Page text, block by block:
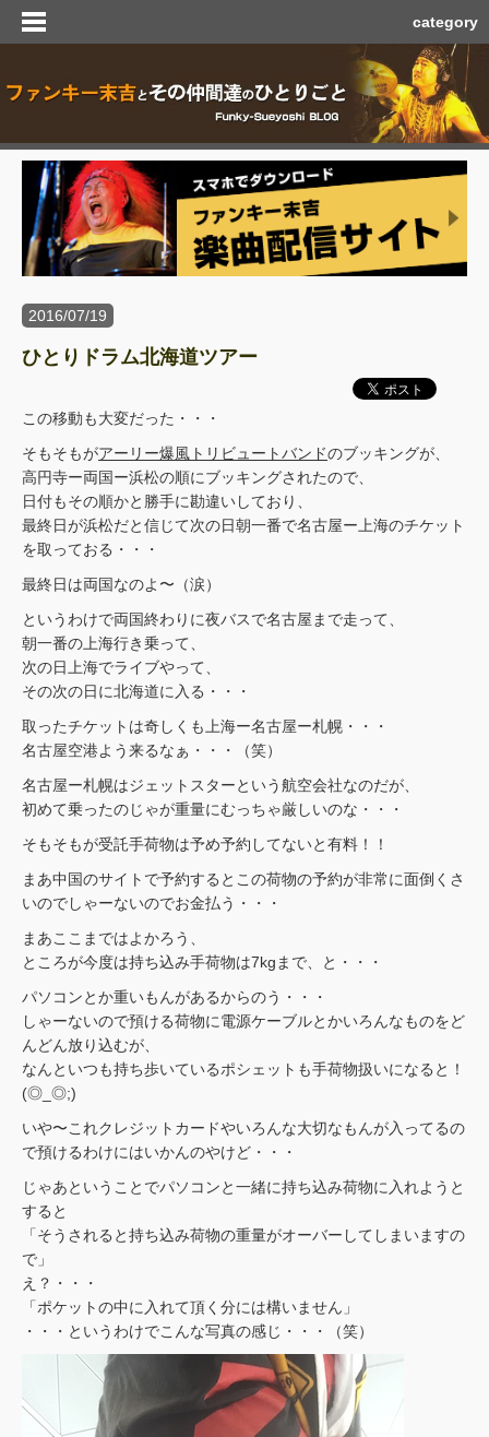
category
2016/07/19
ひとりドラム北海道ツアー
この移動も大変だった・・・
そもそもがアーリー爆風トリビュートバンドのブッキングが、
高円寺ー両国ー浜松の順にブッキングされたので、
日付もその順かと勝手に勘違いしており、
最終日が浜松だと信じて次の日朝一番で名古屋ー上海のチケット
を取っておる・・・
最終日は両国なのよ〜（涙）
というわけで両国終わりに夜バスで名古屋まで走って、
朝一番の上海行き乗って、
次の日上海でライブやって、
その次の日に北海道に入る・・・
取ったチケットは奇しくも上海ー名古屋ー札幌・・・
名古屋空港よう来るなぁ・・・（笑）
名古屋ー札幌はジェットスターという航空会社なのだが、
初めて乗ったのじゃが重量にむっちゃ厳しいのな・・・
そもそもが受託手荷物は予め予約してないと有料！！
まあ中国のサイトで予約するとこの荷物の予約が非常に面倒くさ
いのでしゃーないのでお金払う・・・
まあここまではよかろう、
ところが今度は持ち込み手荷物は7kgまで、と・・・
パソコンとか重いもんがあるからのう・・・
しゃーないので預ける荷物に電源ケーブルとかいろんなものをど
んどん放り込むが、
なんといつも持ち歩いているポシェットも手荷物扱いになると！
(◎_◎;)
いや〜これクレジットカードやいろんな大切なもんが入ってるの
で預けるわけにはいかんのやけど・・・
じゃあということでパソコンと一緒に持ち込み荷物に入れようと
すると
「そうされると持ち込み荷物の重量がオーバーしてしまいますの
で」
え？・・・
「ポケットの中に入れて頂く分には構いません」
・・・というわけでこんな写真の感じ・・・（笑）